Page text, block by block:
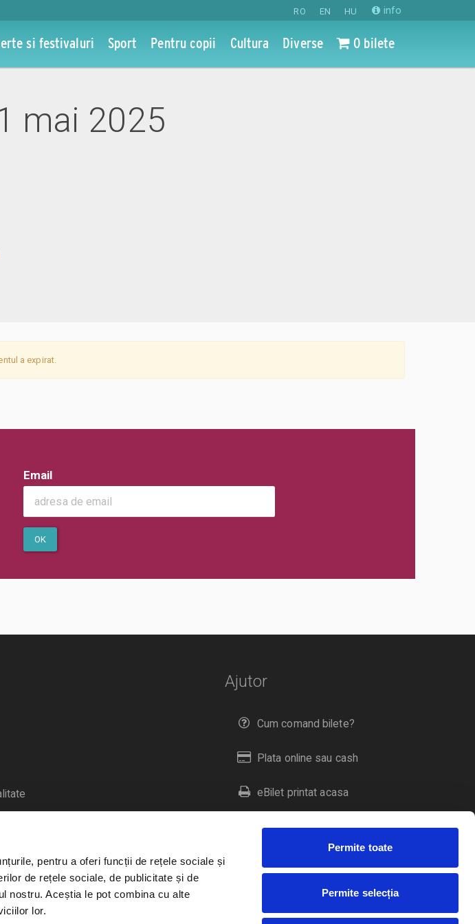
pentru a oferi funcții de rețele sociale și
de rețele sociale, de publicitate și de
nostru. Aceștia le pot combina cu alte
lor.
Permite toate
Permite selecția
RO EN HU info
si festivaluri Sport Pentru copii Cultura Diverse 0 bilete
mai 2025
a expirat.
Email
OK
Ajutor
Cum comand bilete?
Plata online sau cash
eBilet printat acasa
Livrare prin curier
Duplicare bilete